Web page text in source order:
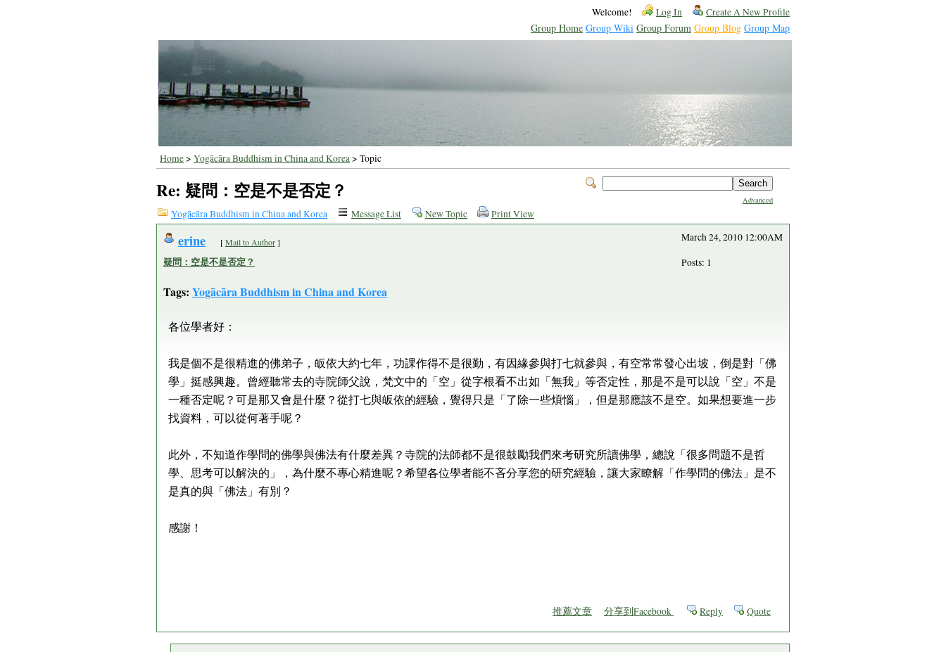
Welcome! Log In Create A New Profile
Group Home Group Wiki Group Forum Group Blog Group Map
Home> Yogācāra Buddhism in China and Korea> Topic
Advanced
Re: 疑問：空是不是否定？
Yogācāra Buddhism in China and Korea Message List New Topic Print View
erine [Mail to Author]
疑問：空是不是否定？
Tags: Yogācāra Buddhism in China and Korea
March 24, 2010 12:00AM
Posts: 1
各位學者好：
我是個不是很精進的佛弟子，皈依大約七年，功課作得不是很勤，有因緣參與打七就參與，有空常常發心出坡，倒是對「佛
學」挺感興趣。曾經聽常去的寺院師父說，梵文中的「空」從字根看不出如「無我」等否定性，那是不是可以說「空」不是
一種否定呢？可是那又會是什麼？從打七與皈依的經驗，覺得只是「了除一些煩惱」，但是那應該不是空。如果想要進一步
找資料，可以從何著手呢？
此外，不知道作學問的佛學與佛法有什麼差異？寺院的法師都不是很鼓勵我們來考研究所讀佛學，總說「很多問題不是哲
學、思考可以解決的」，為什麼不專心精進呢？希望各位學者能不吝分享您的研究經驗，讓大家瞭解「作學問的佛法」是不
是真的與「佛法」有別？
感謝！
推薦文章 分享到Facebook Reply Quote